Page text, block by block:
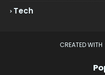
Tech
CREATED WITH